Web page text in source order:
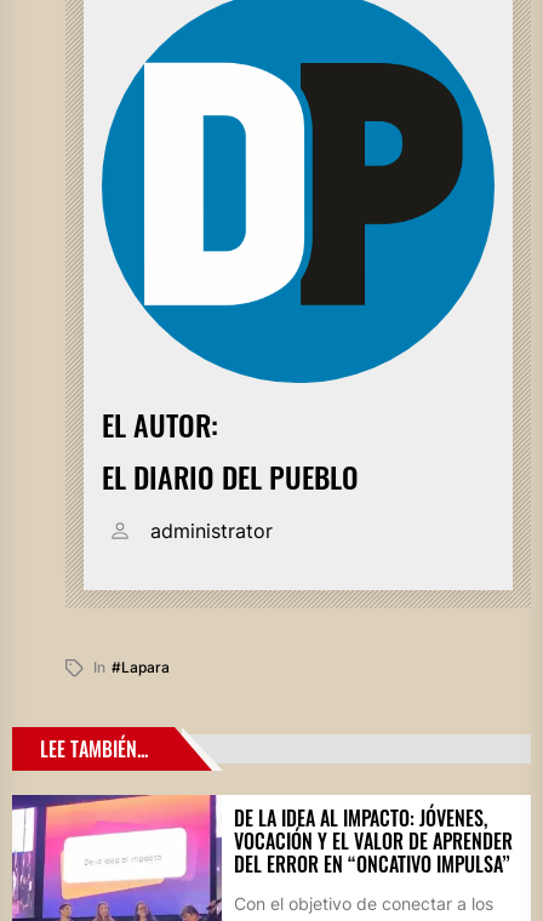
EL AUTOR:
EL DIARIO DEL PUEBLO
administrator
In #lapara
LEE TAMBIÉN...
DE LA IDEA AL IMPACTO: JÓVENES,
VOCACIÓN Y EL VALOR DE APRENDER
DEL ERROR EN “ONCATIVO IMPULSA”
Con el objetivo de conectar a los